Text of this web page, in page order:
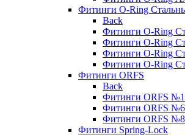
Фитинги O-Ring
Back
Фитинги O-Ring
Фитинги O-Ring
Фитинги O-Ring
Фитинги O-Ring
Фитинги ORFS
Back
Фитинги ORFS
Фитинги ORFS №6
Фитинги ORFS №8
Фитинги Spring-Lock